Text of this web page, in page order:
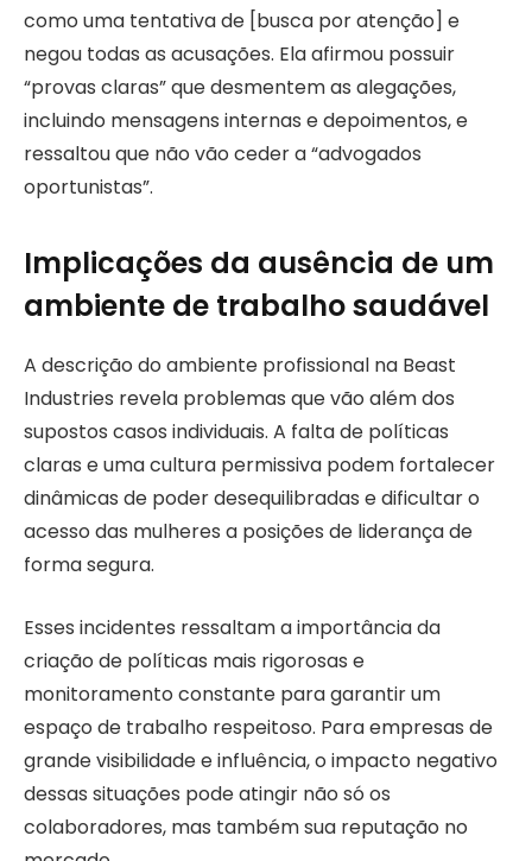
como uma tentativa de [busca por atenção] e
negou todas as acusações. Ela afirmou possuir
“provas claras” que desmentem as alegações,
incluindo mensagens internas e depoimentos, e
ressaltou que não vão ceder a “advogados
oportunistas”.
Implicações da ausência de um
ambiente de trabalho saudável
A descrição do ambiente profissional na Beast
Industries revela problemas que vão além dos
supostos casos individuais. A falta de políticas
claras e uma cultura permissiva podem fortalecer
dinâmicas de poder desequilibradas e dificultar o
acesso das mulheres a posições de liderança de
forma segura.
Esses incidentes ressaltam a importância da
criação de políticas mais rigorosas e
monitoramento constante para garantir um
espaço de trabalho respeitoso. Para empresas de
grande visibilidade e influência, o impacto negativo
dessas situações pode atingir não só os
colaboradores, mas também sua reputação no